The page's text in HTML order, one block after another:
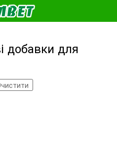
добавки для